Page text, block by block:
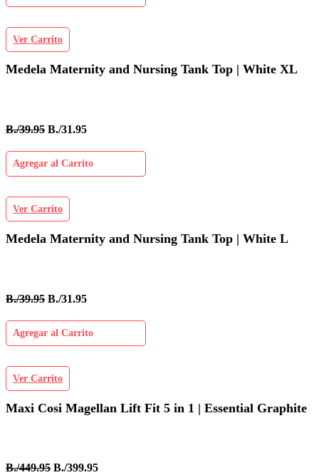
Ver Carrito
Medela Maternity and Nursing Tank Top | White XL
B./39.95 B./31.95
Agregar al Carrito
Ver Carrito
Medela Maternity and Nursing Tank Top | White L
B./39.95 B./31.95
Agregar al Carrito
Ver Carrito
Maxi Cosi Magellan Lift Fit 5 in 1 | Essential Graphite
B./449.95 B./399.95